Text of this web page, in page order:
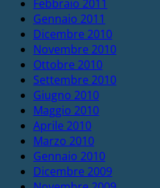
Febbraio 2011
Gennaio 2011
Dicembre 2010
Novembre 2010
Ottobre 2010
Settembre 2010
Giugno 2010
Maggio 2010
Aprile 2010
Marzo 2010
Gennaio 2010
Dicembre 2009